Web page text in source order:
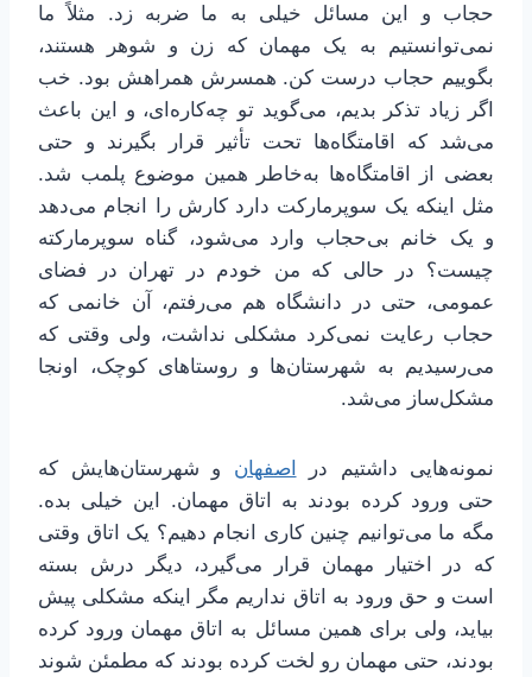
حجاب و این مسائل خیلی به ما ضربه زد. مثلاً ما
نمی‌توانستیم به یک مهمان که زن و شوهر هستند،
بگوییم حجاب درست کن. همسرش همراهش بود. خب
اگر زیاد تذکر بدیم، می‌گوید تو چه‌کاره‌ای، و این باعث
می‌شد که اقامتگاه‌ها تحت تأثیر قرار بگیرند و حتی
بعضی از اقامتگاه‌ها به‌خاطر همین موضوع پلمب شد.
مثل اینکه یک سوپرمارکت دارد کارش را انجام می‌دهد
و یک خانم بی‌حجاب وارد می‌شود، گناه سوپرمارکته
چیست؟ در حالی که من خودم در تهران در فضای
عمومی، حتی در دانشگاه هم می‌رفتم، آن خانمی که
حجاب رعایت نمی‌کرد مشکلی نداشت، ولی وقتی که
می‌رسیدیم به شهرستان‌ها و روستاهای کوچک، اونجا
مشکل‌ساز می‌شد.
نمونه‌هایی داشتیم در اصفهان و شهرستان‌هایش که
حتی ورود کرده بودند به اتاق مهمان. این خیلی بده.
مگه ما می‌توانیم چنین کاری انجام دهیم؟ یک اتاق وقتی
که در اختیار مهمان قرار می‌گیرد، دیگر درش بسته‌
است و حق ورود به اتاق نداریم مگر اینکه مشکلی پیش
بیاید، ولی برای همین مسائل به اتاق مهمان ورود کرده
بودند، حتی مهمان رو لخت کرده بودند که مطمئن شوند